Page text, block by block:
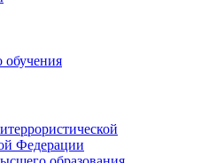
обучения
Федерации